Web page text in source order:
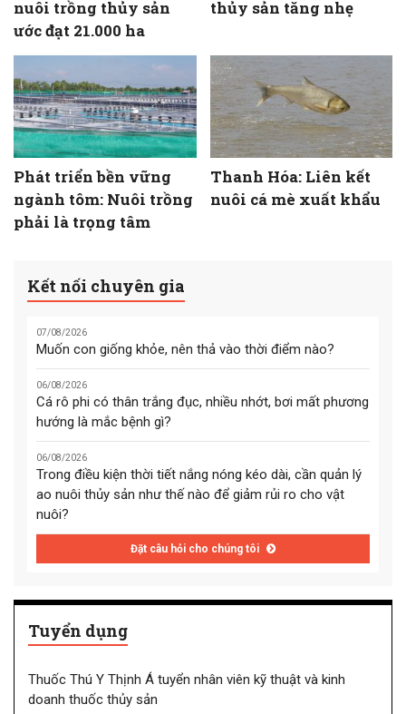
nuôi trồng thủy sản
ước đạt 21.000 ha
thủy sản tăng nhẹ
Phát triển bền vững
ngành tôm: Nuôi trồng
phải là trọng tâm
Thanh Hóa: Liên kết
nuôi cá mè xuất khẩu
Kết nối chuyên gia
07/08/2026
Muốn con giống khỏe, nên thả vào thời điểm nào?
06/08/2026
Cá rô phi có thân trắng đục, nhiều nhớt, bơi mất phương
hướng là mắc bệnh gì?
06/08/2026
Trong điều kiện thời tiết nắng nóng kéo dài, cần quản lý
ao nuôi thủy sản như thế nào để giảm rủi ro cho vật
nuôi?
Đặt câu hỏi cho chúng tôi
Tuyển dụng
Thuốc Thú Y Thịnh Á tuyển nhân viên kỹ thuật và kinh
doanh thuốc thủy sản